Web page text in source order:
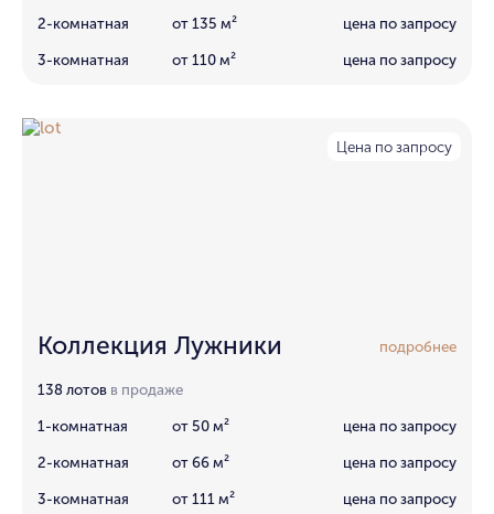
2-комнатная от 135 м² цена по запросу
3-комнатная от 110 м² цена по запросу
Цена по запросу
Коллекция Лужники подробнее
138 лотов в продаже
1-комнатная от 50 м² цена по запросу
2-комнатная от 66 м² цена по запросу
3-комнатная от 111 м² цена по запросу